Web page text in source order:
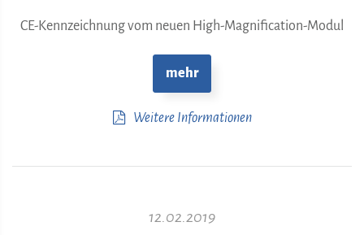
CE-Kennzeichnung vom neuen High-Magnification-Modul
mehr
Weitere Informationen
12.02.2019